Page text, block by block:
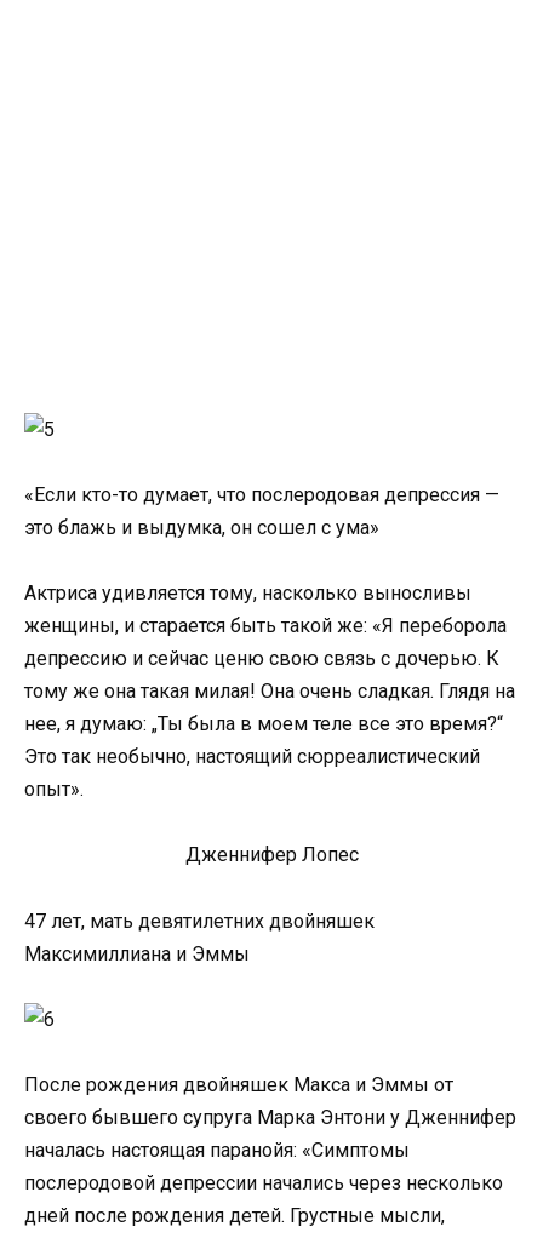
«Если кто-то думает, что послеродовая депрессия —
это блажь и выдумка, он сошел с ума»
Актриса удивляется тому, насколько выносливы
женщины, и старается быть такой же: «Я переборола
депрессию и сейчас ценю свою связь с дочерью. К
тому же она такая милая! Она очень сладкая. Глядя на
нее, я думаю: „Ты была в моем теле все это время?“
Это так необычно, настоящий сюрреалистический
опыт».
Дженнифер Лопес
47 лет, мать девятилетних двойняшек
Максимиллиана и Эммы
После рождения двойняшек Макса и Эммы от
своего бывшего супруга Марка Энтони у Дженнифер
началась настоящая паранойя: «Симптомы
послеродовой депрессии начались через несколько
дней после рождения детей. Грустные мысли,